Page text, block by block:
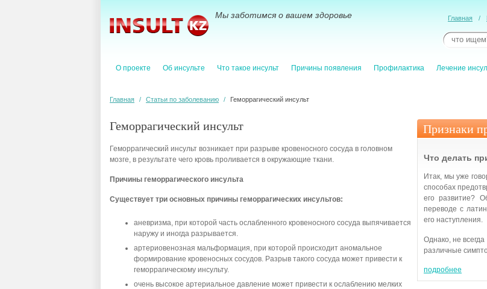
Мы заботимся о вашем здоровье Главная /
О проекте Об инсульте Что такое инсульт Причины появления Профилактика Лечение
Главная / Статьи по заболеванию / Геморрагический инсульт
Геморрагический инсульт
Геморрагический инсульт возникает при разрыве кровеносного сосуда в головном
мозге, в результате чего кровь проливается в окружающие ткани.
Причины геморрагического инсульта
Существует три основных причины геморрагических инсультов:
аневризма, при которой часть ослабленного кровеносного сосуда выпячивается
наружу и иногда разрывается.
артериовенозная мальформация, при которой происходит аномальное
формирование кровеносных сосудов. Разрыв такого сосуда может привести к
геморрагическому инсульту.
очень высокое артериальное давление может привести к ослаблению мелких
Признаки
Что делать
Итак, мы уже
способах
его развитие?
переводе с
его наступления.
Однако, не
различные
подробнее